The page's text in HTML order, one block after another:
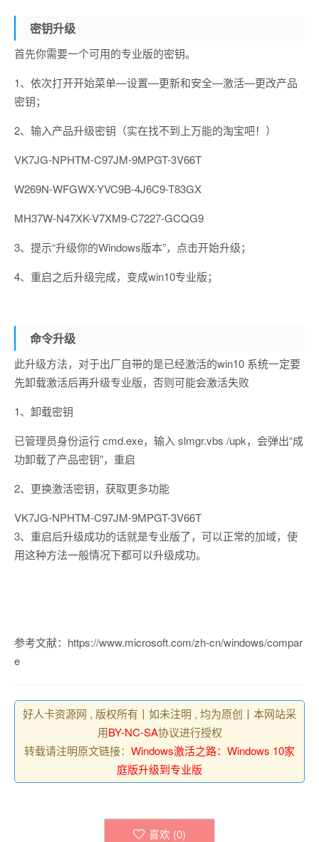
密钥升级
首先你需要一个可用的专业版的密钥。
1、依次打开开始菜单—设置—更新和安全—激活—更改产品
密钥；
2、输入产品升级密钥（实在找不到上万能的淘宝吧！）
VK7JG-NPHTM-C97JM-9MPGT-3V66T
W269N-WFGWX-YVC9B-4J6C9-T83GX
MH37W-N47XK-V7XM9-C7227-GCQG9
3、提示“升级你的Windows版本”，点击开始升级；
4、重启之后升级完成，变成win10专业版；
命令升级
此升级方法，对于出厂自带的是已经激活的win10 系统一定要
先卸载激活后再升级专业版，否则可能会激活失败
1、卸载密钥
已管理员身份运行cmd.exe，输入 slmgr.vbs /upk，会弹出“成
功卸载了产品密钥”，重启
2、更换激活密钥，获取更多功能
VK7JG-NPHTM-C97JM-9MPGT-3V66T
3、重启后升级成功的话就是专业版了，可以正常的加域，使
用这种方法一般情况下都可以升级成功。
参考文献：https://www.microsoft.com/zh-cn/windows/compar
e
好人卡资源网 , 版权所有丨如未注明 , 均为原创丨本网站采
用BY-NC-SA协议进行授权
转载请注明原文链接： Windows激活之路：Windows 10家
庭版升级到专业版
喜欢 (0)